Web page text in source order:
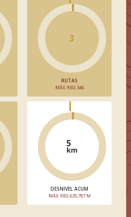
3
RUTAS
MÁX. REG 346
5
km
DESNIVEL ACUM
MÁX. REG 635.787 M